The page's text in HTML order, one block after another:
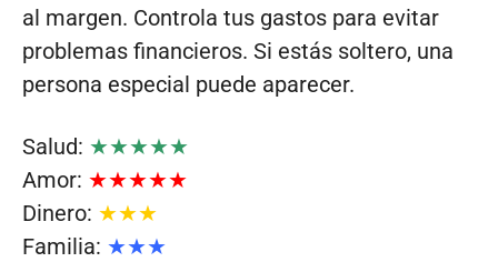
al margen. Controla tus gastos para evitar
problemas financieros. Si estás soltero, una
persona especial puede aparecer.
Salud: ★★★★★
Amor: ★★★★★
Dinero: ★★★
Familia: ★★★